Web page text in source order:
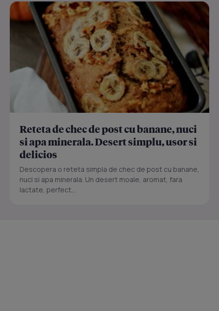
Reteta de chec de post cu banane, nuci
si apa minerala. Desert simplu, usor si
delicios
Descopera o reteta simpla de chec de post cu banane,
nuci si apa minerala. Un desert moale, aromat, fara
lactate, perfect...